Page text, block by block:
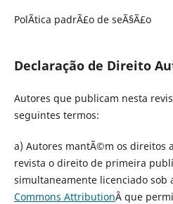
PolÃ­tica padrÃ£o de seÃ§Ã£o
Declaração de Direito
Autores que publicam nesta
seguintes termos:
a) Autores mantÃ©m os direitos
revista o direito de primeira
simultaneamente licenciado sob
Commons AttributionÂ que